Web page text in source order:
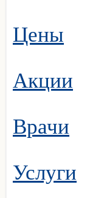
Цены
Акции
Врачи
Услуги